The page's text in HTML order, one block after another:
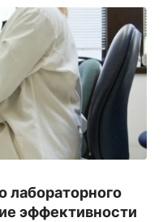
лабораторного
эффективности